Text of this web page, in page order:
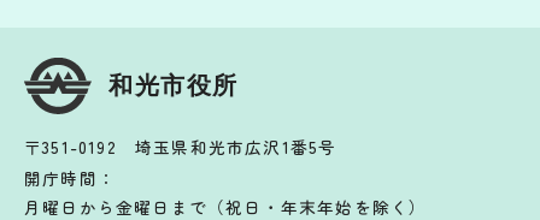
和光市役所
〒351-0192 埼玉県和光市広沢1番5号
開庁時間：
月曜日から金曜日まで（祝日・年末年始を除く）